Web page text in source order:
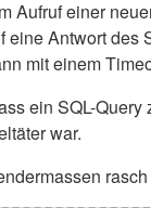
Aufruf einer
Antwort des
mit einem
ein SQL-Query
war.